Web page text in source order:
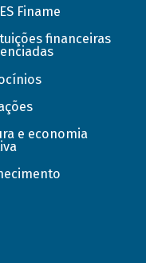
Finame
financeiras
e economia